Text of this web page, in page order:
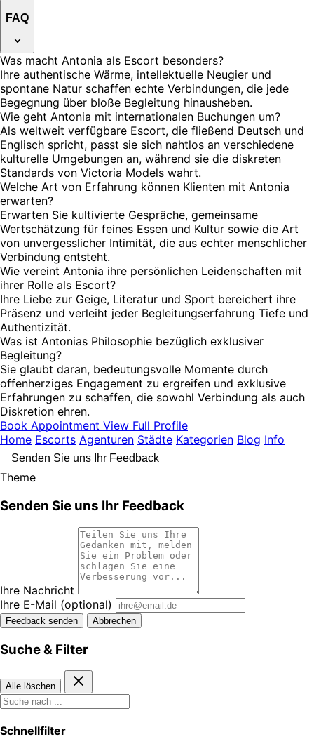
FAQ
Was macht Antonia als Escort besonders?
Ihre authentische Wärme, intellektuelle Neugier und
spontane Natur schaffen echte Verbindungen, die jede
Begegnung über bloße Begleitung hinausheben.
Wie geht Antonia mit internationalen Buchungen um?
Als weltweit verfügbare Escort, die fließend Deutsch und
Englisch spricht, passt sie sich nahtlos an verschiedene
kulturelle Umgebungen an, während sie die diskreten
Standards von Victoria Models wahrt.
Welche Art von Erfahrung können Klienten mit Antonia
erwarten?
Erwarten Sie kultivierte Gespräche, gemeinsame
Wertschätzung für feines Essen und Kultur sowie die Art
von unvergesslicher Intimität, die aus echter menschlicher
Verbindung entsteht.
Wie vereint Antonia ihre persönlichen Leidenschaften mit
ihrer Rolle als Escort?
Ihre Liebe zur Geige, Literatur und Sport bereichert ihre
Präsenz und verleiht jeder Begleitungserfahrung Tiefe und
Authentizität.
Was ist Antonias Philosophie bezüglich exklusiver
Begleitung?
Sie glaubt daran, bedeutungsvolle Momente durch
offenherziges Engagement zu ergreifen und exklusive
Erfahrungen zu schaffen, die sowohl Verbindung als auch
Diskretion ehren.
Book Appointment View Full Profile
Home Escorts Agenturen Städte Kategorien Blog Info
Senden Sie uns Ihr Feedback
Theme
Senden Sie uns Ihr Feedback
Ihre Nachricht
Ihre E-Mail (optional)
Feedback senden Abbrechen
Suche & Filter
Alle löschen
Schnellfilter